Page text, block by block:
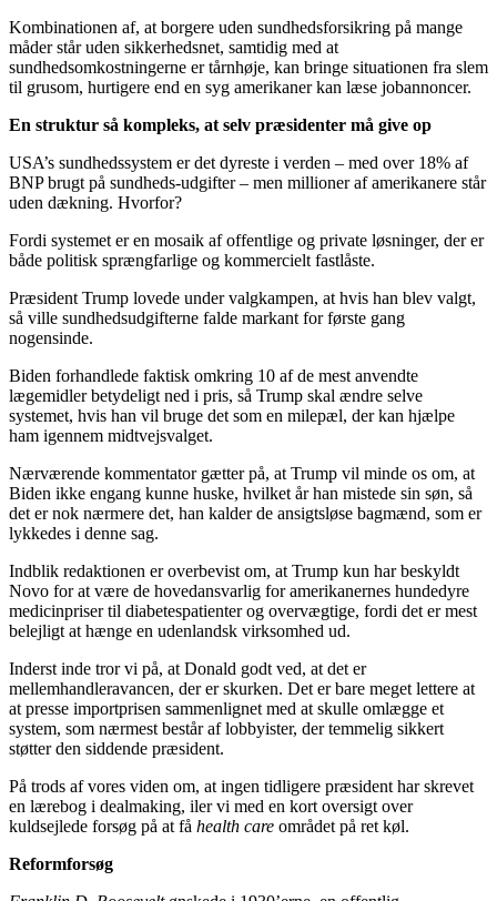
Kombinationen af, at borgere uden sundhedsforsikring på mange
måder står uden sikkerhedsnet, samtidig med at
sundhedsomkostningerne er tårnhøje, kan bringe situationen fra slem
til grusom, hurtigere end en syg amerikaner kan læse jobannoncer.
En struktur så kompleks, at selv præsidenter må give op
USA’s sundhedssystem er det dyreste i verden – med over 18% af
BNP brugt på sundheds-udgifter – men millioner af amerikanere står
uden dækning. Hvorfor?
Fordi systemet er en mosaik af offentlige og private løsninger, der er
både politisk sprængfarlige og kommercielt fastlåste.
Præsident Trump lovede under valgkampen, at hvis han blev valgt,
så ville sundhedsudgifterne falde markant for første gang
nogensinde.
Biden forhandlede faktisk omkring 10 af de mest anvendte
lægemidler betydeligt ned i pris, så Trump skal ændre selve
systemet, hvis han vil bruge det som en milepæl, der kan hjælpe
ham igennem midtvejsvalget.
Nærværende kommentator gætter på, at Trump vil minde os om, at
Biden ikke engang kunne huske, hvilket år han mistede sin søn, så
det er nok nærmere det, han kalder de ansigtsløse bagmænd, som er
lykkedes i denne sag.
Indblik redaktionen er overbevist om, at Trump kun har beskyldt
Novo for at være de hovedansvarlig for amerikanernes hundedyre
medicinpriser til diabetespatienter og overvægtige, fordi det er mest
belejligt at hænge en udenlandsk virksomhed ud.
Inderst inde tror vi på, at Donald godt ved, at det er
mellemhandleravancen, der er skurken. Det er bare meget lettere at
at presse importprisen sammenlignet med at skulle omlægge et
system, som nærmest består af lobbyister, der temmelig sikkert
støtter den siddende præsident.
På trods af vores viden om, at ingen tidligere præsident har skrevet
en lærebog i dealmaking, iler vi med en kort oversigt over
kuldsejlede forsøg på at få health care området på ret køl.
Reformforsøg